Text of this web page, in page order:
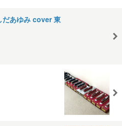
だあゆみ cover 東